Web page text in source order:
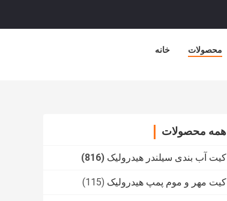
خانه محصولات
همه محصولات
کیت آب بندی سیلندر هیدرولیک (816)
کیت مهر و موم پمپ هیدرولیک (115)